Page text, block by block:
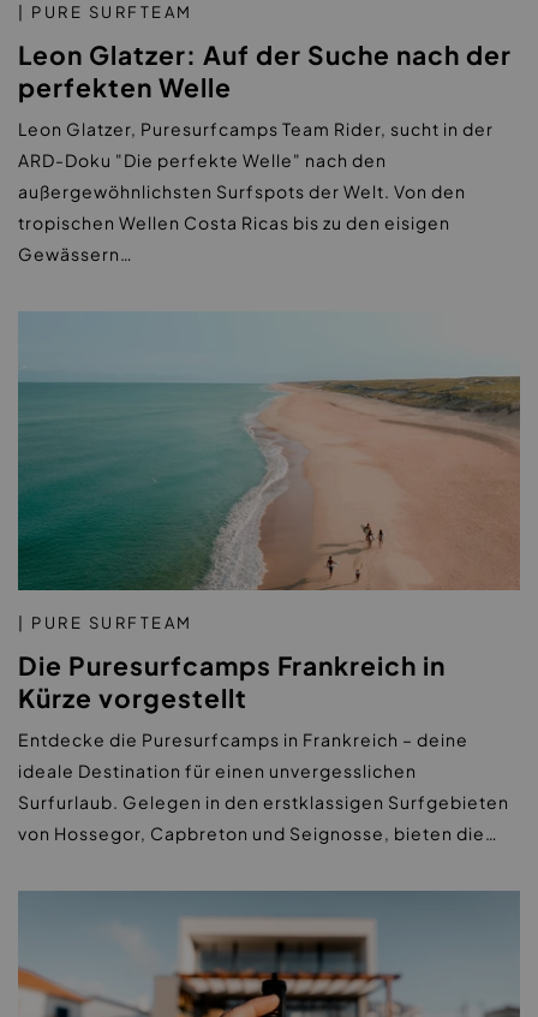
| PURE SURFTEAM
Leon Glatzer: Auf der Suche nach der
perfekten Welle
Leon Glatzer, Puresurfcamps Team Rider, sucht in der
ARD-Doku "Die perfekte Welle" nach den
außergewöhnlichsten Surfspots der Welt. Von den
tropischen Wellen Costa Ricas bis zu den eisigen
Gewässern…
| PURE SURFTEAM
Die Puresurfcamps Frankreich in
Kürze vorgestellt
Entdecke die Puresurfcamps in Frankreich – deine
ideale Destination für einen unvergesslichen
Surfurlaub. Gelegen in den erstklassigen Surfgebieten
von Hossegor, Capbreton und Seignosse, bieten die…